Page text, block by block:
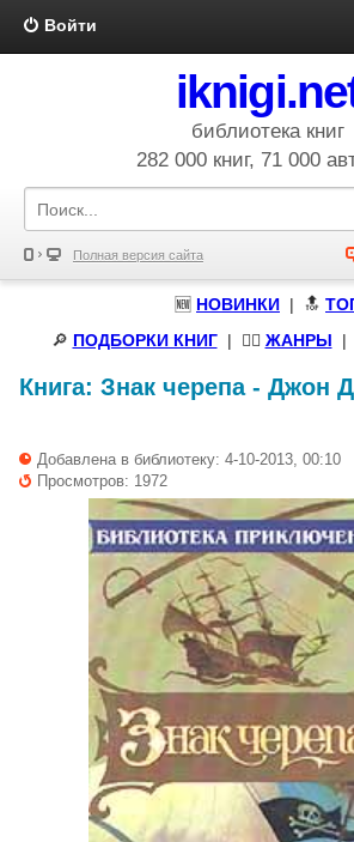
Войти
библиотека книг
282 000 книг, 71 000
Полная версия сайта
🆕 НОВИНКИ | 🔝
🔎 ПОДБОРКИ КНИГ| 🧝‍♀️ ЖАНРЫ |
Книга: Знак черепа- Джон
Добавлена в библиотеку: 4-10-2013, 00:10
Просмотров: 1972